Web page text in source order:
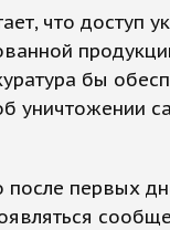
что доступ
бы
уничтожении
после первых